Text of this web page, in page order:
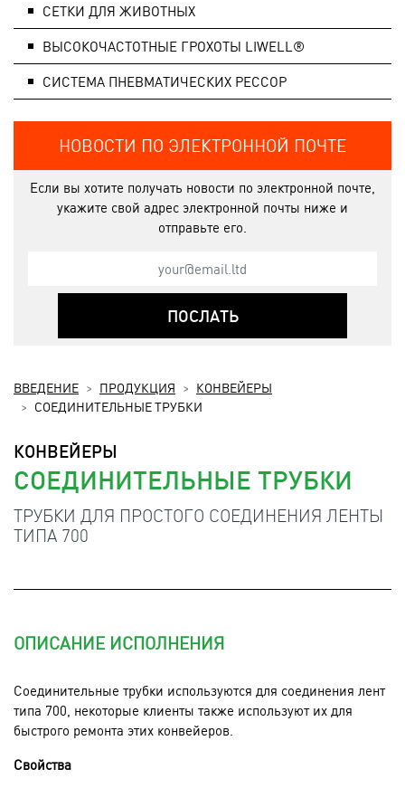
ВВЕДЕНИЕ ПРОДУКЦИЯ
КОНВЕЙЕРЫ
СОЕДИНИТЕЛЬНЫЕ ТРУБКИ
КОНВЕЙЕРЫ
СОЕДИНИТЕЛЬНЫЕ ТРУБКИ
ТРУБКИ ДЛЯ ПРОСТОГО СОЕДИНЕНИЯ ЛЕНТЫ
ТИПА 700
ОПИСАНИЕ ИСПОЛНЕНИЯ
Соединительные трубки используются для соединения лент
типа 700, некоторые клиенты также используют их для
быстрого ремонта этих конвейеров.
Свойства
СЕТКИ ДЛЯ ЖИВОТНЫХ
ВЫСОКОЧАСТОТНЫЕ ГРОХОТЫ LIWELL®
СИСТЕМA ПНЕВМАТИЧЕСКИХ РЕССОР
НОВОСТИ ПО ЭЛЕКТРОННОЙ ПОЧТЕ
Если вы хотите получать новости по электронной почте,
укажите свой адрес электронной почты ниже и
отправьте его.
ПОСЛАТЬ